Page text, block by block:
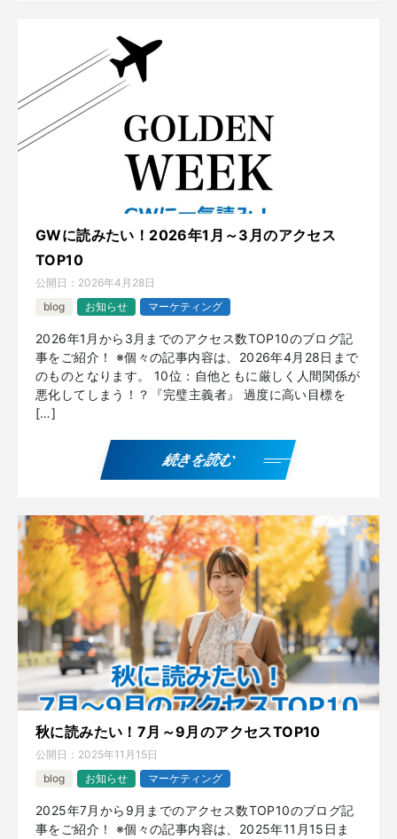
GWに読みたい！2026年1月～3月のアクセス
TOP10
公開日： 2026年4月28日
blog
お知らせ マーケティング
2026年1月から3月までのアクセス数TOP10のブログ記
事をご紹介！ ※個々の記事内容は、2026年4月28日まで
のものとなります。 10位：自他ともに厳しく人間関係が
悪化してしまう！？『完璧主義者』 過度に高い目標を
[…]
続きを読む
秋に読みたい！7月～9月のアクセスTOP10
公開日： 2025年11月15日
blog
お知らせ マーケティング
2025年7月から9月までのアクセス数TOP10のブログ記
事をご紹介！ ※個々の記事内容は、2025年11月15日ま